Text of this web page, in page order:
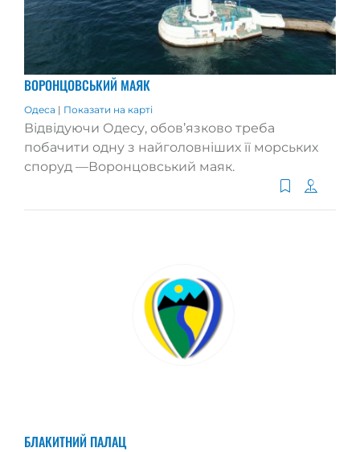
ВОРОНЦОВСЬКИЙ МАЯК
Одеса | Показати на карті
Відвідуючи Одесу, обов’язково треба
побачити одну з найголовніших її морських
споруд —Воронцовський маяк.
БЛАКИТНИЙ ПАЛАЦ